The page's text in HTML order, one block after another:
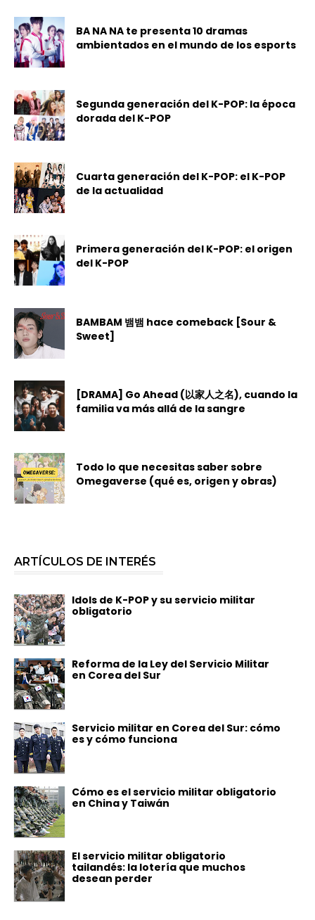
BA NA NA te presenta 10 dramas
ambientados en el mundo de los esports
Segunda generación del K-POP: la época
dorada del K-POP
Cuarta generación del K-POP: el K-POP
de la actualidad
Primera generación del K-POP: el origen
del K-POP
BAMBAM 뱀뱀 hace comeback [Sour &
Sweet]
[DRAMA] Go Ahead (以家人之名), cuando la
familia va más allá de la sangre
Todo lo que necesitas saber sobre
Omegaverse (qué es, origen y obras)
ARTÍCULOS DE INTERÉS
Idols de K-POP y su servicio militar
obligatorio
Reforma de la Ley del Servicio Militar
en Corea del Sur
Servicio militar en Corea del Sur: cómo
es y cómo funciona
Cómo es el servicio militar obligatorio
en China y Taiwán
El servicio militar obligatorio
tailandés: la lotería que muchos
desean perder